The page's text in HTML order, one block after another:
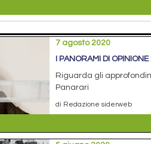
7 agosto 2020
I PANORAMI DI
Riguarda gli
Panarari
di Redazione siderweb